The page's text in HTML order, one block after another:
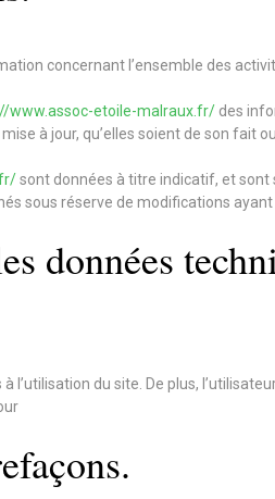
concernant l’ensemble des
www.assoc-etoile-malraux.fr/ des
à jour, qu’elles soient de son
sont données à titre indicatif, et sont
sous réserve de modifications
données
du site. De plus,